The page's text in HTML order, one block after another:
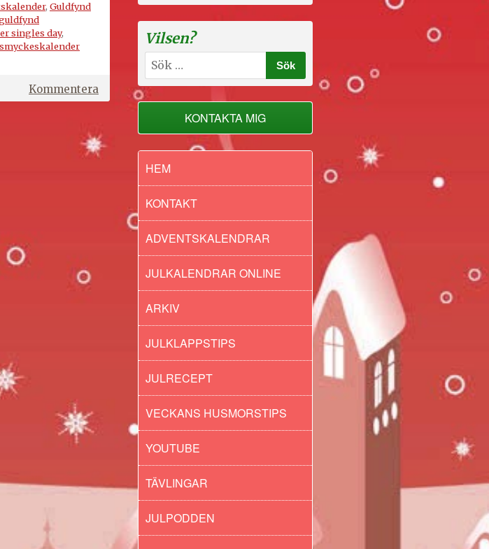
, Guldfynd
singles day,
Kommentera
Guldfynd
adventskalender
2025
Vilsen?
Sök
efter:
KONTAKTA MIG
HEM
KONTAKT
ADVENTSKALENDRAR
JULKALENDRAR ONLINE
ARKIV
JULKLAPPSTIPS
JULRECEPT
VECKANS HUSMORSTIPS
YOUTUBE
TÄVLINGAR
JULPODDEN